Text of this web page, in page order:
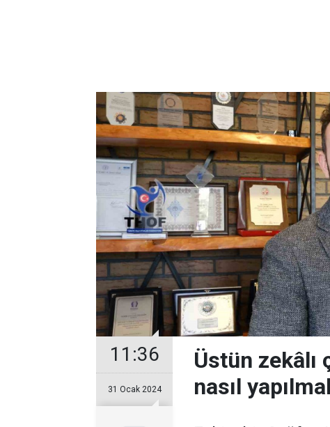
11:36
31 Ocak 2024
Üstün
nasıl